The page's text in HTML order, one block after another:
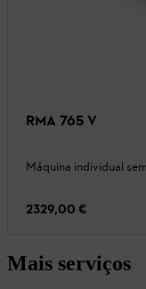
RMA 765 V
Máquina individual
2329,00 €
Mais serviços